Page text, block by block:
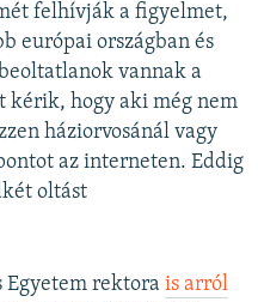
felhívják a figyelmet,
európai országban és
vannak a
kérik, hogy aki még nem
háziorvosánál vagy
az interneten. Eddig
oltást
Egyetem rektora is arról